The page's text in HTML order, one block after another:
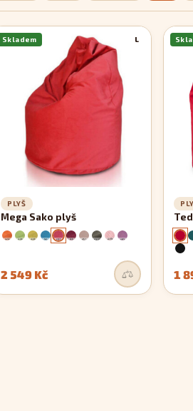
L
Skladem
PLYŠ
Mega Sako plyš
2 549 Kč 1